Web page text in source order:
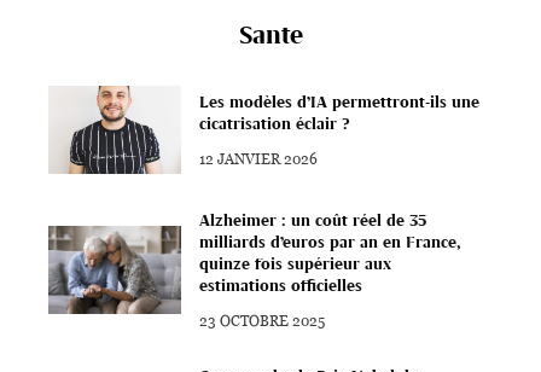
Sante
Les modèles d’IA permettront-ils une
cicatrisation éclair ?
12 JANVIER 2026
Alzheimer : un coût réel de 35
milliards d’euros par an en France,
quinze fois supérieur aux
estimations officielles
23 OCTOBRE 2025